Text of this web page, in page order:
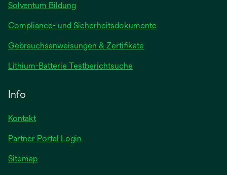
Solventum Bildung
Compliance- und Sicherheitsdokumente
Gebrauchsanweisungen & Zertifikatewird
Lithium-Batterie Testberichtsuchewird
Info
Kontakt
Partner Portal Login
Sitemap